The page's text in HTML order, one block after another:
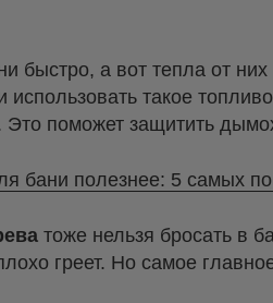
быстро, а вот тепла от
такое
поможет защитить
бани полезнее: 5 самых
тоже нельзя бросать в
греет. Но самое